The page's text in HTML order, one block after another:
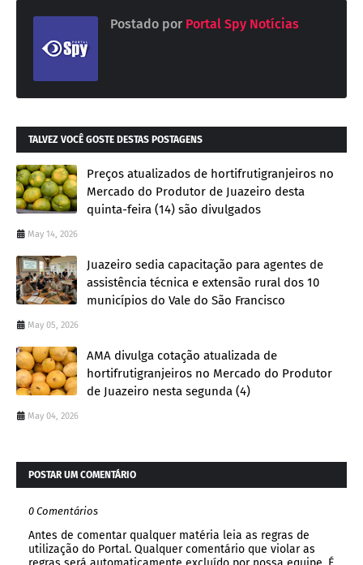
Postado por Portal Spy Notícias
TALVEZ VOCÊ GOSTE DESTAS POSTAGENS
Preços atualizados de hortifrutigranjeiros no
Mercado do Produtor de Juazeiro desta
quinta-feira (14) são divulgados
May 14, 2026
Juazeiro sedia capacitação para agentes de
assistência técnica e extensão rural dos 10
municípios do Vale do São Francisco
May 05, 2026
AMA divulga cotação atualizada de
hortifrutigranjeiros no Mercado do Produtor
de Juazeiro nesta segunda (4)
May 04, 2026
POSTAR UM COMENTÁRIO
0 Comentários
Antes de comentar qualquer matéria leia as regras de
utilização do Portal. Qualquer comentário que violar as